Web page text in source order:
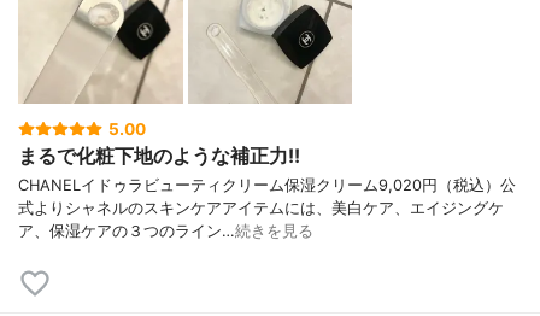
5.00
まるで化粧下地のような補正力!!
CHANELイドゥラビューティクリーム保湿クリーム9,020円（税込）公
式よりシャネルのスキンケアアイテムには、美白ケア、エイジングケ
ア、保湿ケアの３つのライン…続きを見る